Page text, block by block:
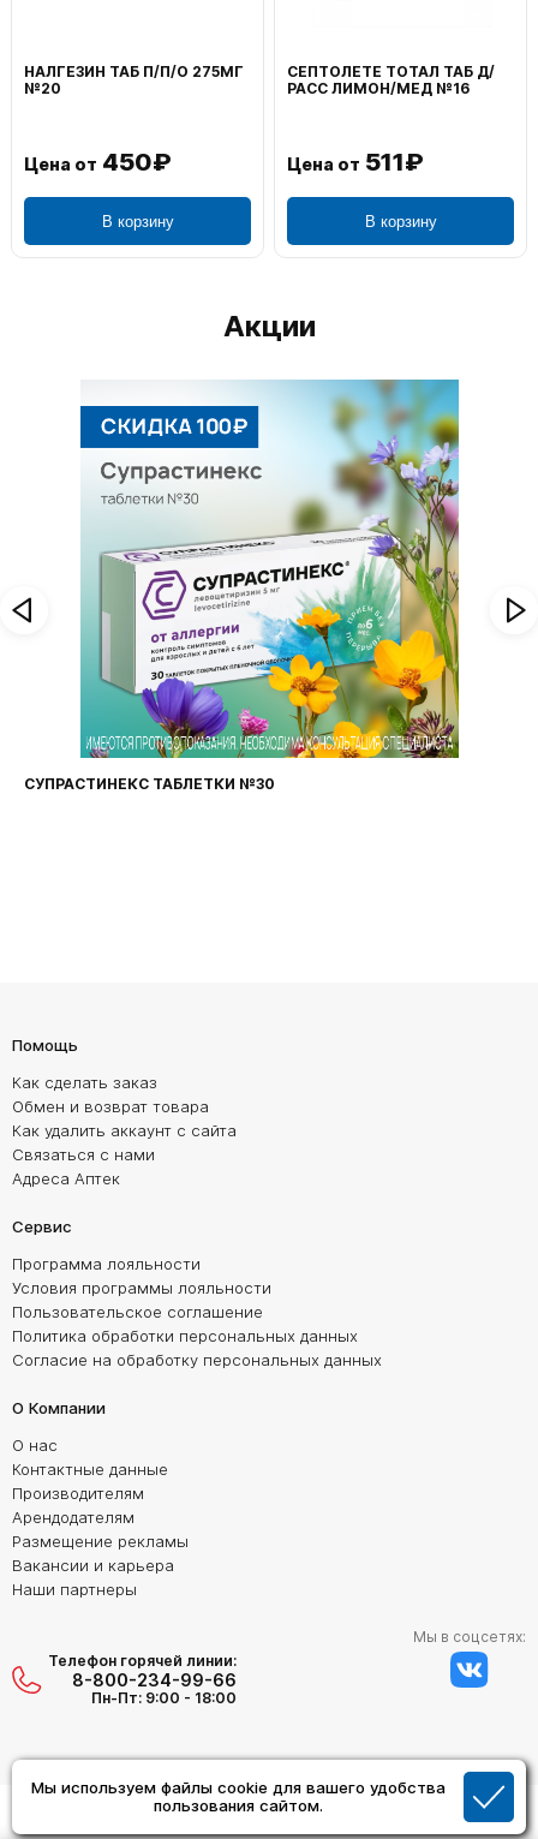
Мы используем файлы cookie для вашего удобства
пользования сайтом.
НАЛГЕЗИН ТАБ П/П/О 275МГ
№20
Цена от 450₽
В корзину
СЕПТОЛЕТЕ ТОТАЛ ТАБ Д/
РАСС ЛИМОН/МЕД №16
Цена от 511₽
В корзину
Акции
СУПРАСТИНЕКС ТАБЛЕТКИ №30
Помощь
Как сделать заказ
Обмен и возврат товара
Как удалить аккаунт с сайта
Связаться с нами
Адреса Аптек
Сервис
Программа лояльности
Условия программы лояльности
Пользовательское соглашение
Политика обработки персональных данных
Согласие на обработку персональных данных
О Компании
О нас
Контактные данные
Производителям
Арендодателям
Размещение рекламы
Вакансии и карьера
Наши партнеры
Телефон горячей линии:
8-800-234-99-66
Пн-Пт: 9:00 - 18:00
Мы в соцсетях: